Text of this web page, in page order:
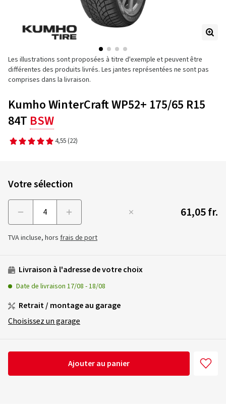
Les illustrations sont proposées à titre d'exemple et peuvent être
différentes des produits livrés. Les jantes représentées ne sont pas
comprises dans la livraison.
Kumho WinterCraft WP52+ 175/65 R15
84T BSW
4,55 (22)
Votre sélection
61,05 fr.
TVA incluse, hors frais de port
Livraison à l'adresse de votre choix
Date de livraison 17/08 -18/08
Retrait / montage au garage
Choisissez un garage
Ajouter au panier